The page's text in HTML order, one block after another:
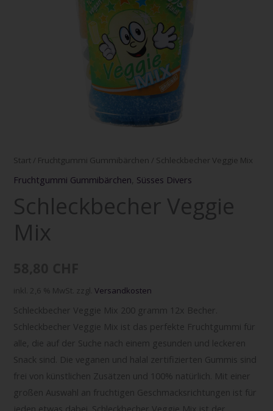
Start / Fruchtgummi Gummibärchen / Schleckbecher Veggie Mix
Fruchtgummi Gummibärchen Süsses Divers
Schleckbecher Veggie
Mix
inkl. 2,6 % MwSt. zzgl.Versandkosten
Schleckbecher Veggie Mix 200 gramm 12x Becher.
Schleckbecher Veggie Mix ist das perfekte Fruchtgummi für
alle, die auf der Suche nach einem gesunden und leckeren
Snack sind. Die veganen und halal zertifizierten Gummis sind
frei von künstlichen Zusätzen und 100% natürlich. Mit einer
großen Auswahl an fruchtigen Geschmacksrichtungen ist für